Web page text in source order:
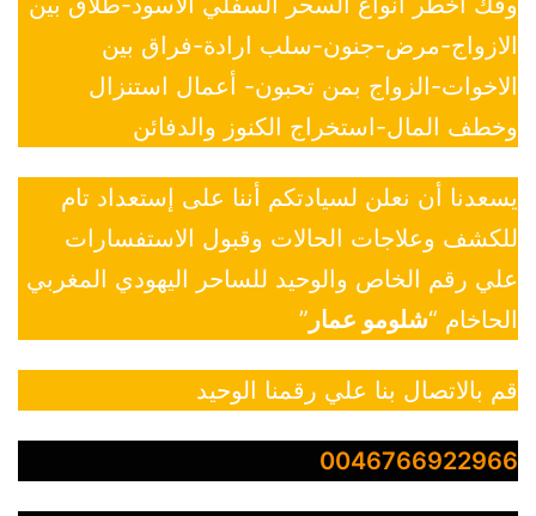
الازواج-مرض-جنون-سلب ارادة-فراق بين
الاخوات-الزواج بمن تحبون- أعمال استنزال
وخطف المال-استخراج الكنوز والدفائن
يسعدنا أن نعلن لسيادتكم أننا على إستعداد تام
للكشف وعلاجات الحالات وقبول الاستفسارات
علي رقم الخاص والوحيد للساحر اليهودي المغربي
الحاخام “شلومو عمار ”
قم بالاتصال بنا علي رقمنا الوحيد
0046766922966